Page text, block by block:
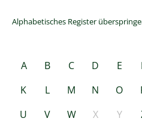
Alphabetisches Register
A B C D E
K
L M N O
U
V W X Y